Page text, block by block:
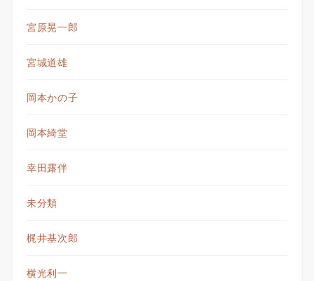
宮原晃一郎
宮城道雄
岡本かの子
岡本綺堂
幸田露伴
未分類
梶井基次郎
横光利一